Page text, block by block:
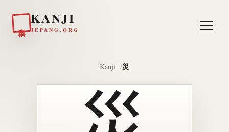
KANJI
JEPANG.ORG
Kanji 災